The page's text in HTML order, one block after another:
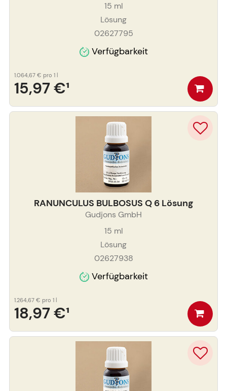
15 ml
Lösung
02627795
Verfügbarkeit
15,97 €¹
1.064,67 € pro 1 l
RANUNCULUS BULBOSUS Q 6 Lösung
Gudjons GmbH
15 ml
Lösung
02627938
Verfügbarkeit
18,97 €¹
1.264,67 € pro 1 l